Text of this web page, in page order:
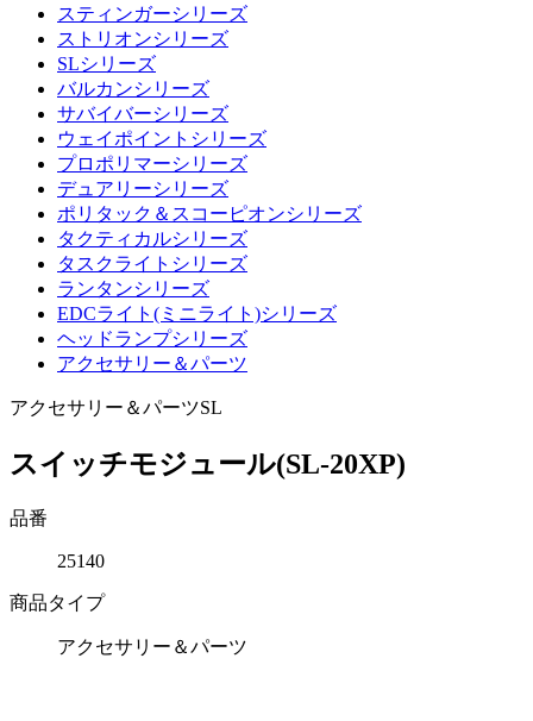
スティンガーシリーズ
ストリオンシリーズ
SLシリーズ
バルカンシリーズ
サバイバーシリーズ
ウェイポイントシリーズ
プロポリマーシリーズ
デュアリーシリーズ
ポリタック＆スコーピオンシリーズ
タクティカルシリーズ
タスクライトシリーズ
ランタンシリーズ
EDCライト(ミニライト)シリーズ
ヘッドランプシリーズ
アクセサリー＆パーツ
アクセサリー＆パーツSL
スイッチモジュール(SL-20XP)
品番
25140
商品タイプ
アクセサリー＆パーツ